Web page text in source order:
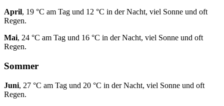
April, 19 °C am Tag und 12 °C in der Nacht, viel Sonne und oft
Regen.
Mai, 24 °C am Tag und 16 °C in der Nacht, viel Sonne und oft
Regen.
Sommer
Juni, 27 °C am Tag und 20 °C in der Nacht, viel Sonne und oft
Regen.